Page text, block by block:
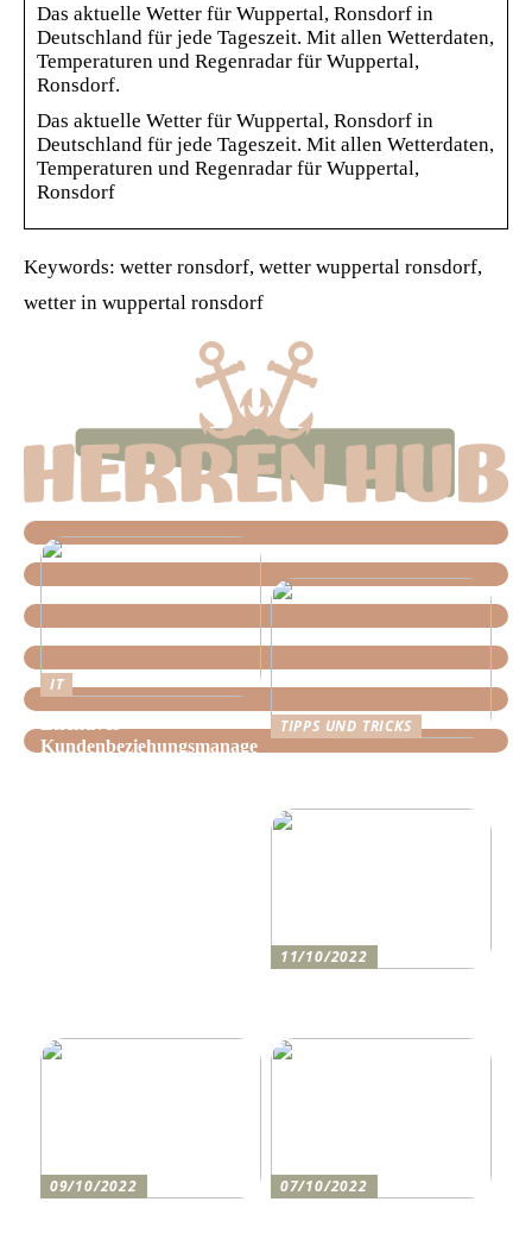
Das aktuelle Wetter für Wuppertal, Ronsdorf in
Deutschland für jede Tageszeit. Mit allen Wetterdaten,
Temperaturen und Regenradar für Wuppertal,
Ronsdorf.
Das aktuelle Wetter für Wuppertal, Ronsdorf in
Deutschland für jede Tageszeit. Mit allen Wetterdaten,
Temperaturen und Regenradar für Wuppertal,
Ronsdorf
Keywords: wetter ronsdorf, wetter wuppertal ronsdorf,
wetter in wuppertal ronsdorf
IT
Kundenbeziehungsmanage
TIPPS UND TRICKS
11/10/2022
09/10/2022
07/10/2022